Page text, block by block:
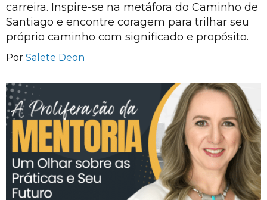
carreira. Inspire-se na metáfora do Caminho de
Santiago e encontre coragem para trilhar seu
próprio caminho com significado e propósito.
Por Salete Deon